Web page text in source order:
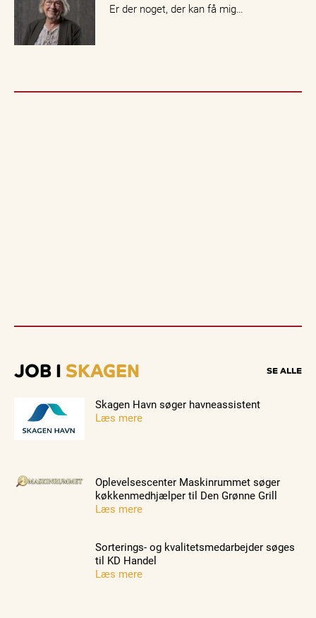
Er der noget, der kan få mig…
JOB I SKAGEN SE ALLE
Skagen Havn søger havneassistent
Læs mere
Oplevelsescenter Maskinrummet søger
køkkenmedhjælper til Den Grønne Grill
Læs mere
Sorterings- og kvalitetsmedarbejder søges
til KD Handel
Læs mere